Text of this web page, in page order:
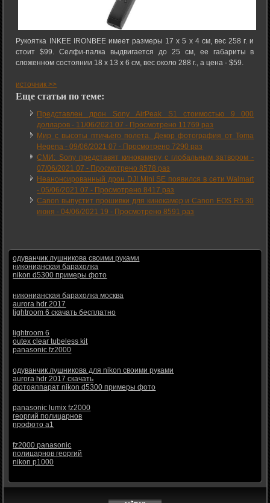
Рукоятка INKEE IRONBEE имеет размеры 17 х 5 х 4 см, вес 258 г. и
стоит $99. Селфи-палка выдвигается до 25 см, ее габариты в
сложенном состоянии 18 х 13 х 6 см, вес около 288 г., а цена - $59.
источник >>
Еще статьи по теме:
Представлен дрон Sony AirPeak S1 стоимостью 9 000
долларов - 11/06/2021 07 - Просмотрено 11769 раз
Мир с высоты птичьего полета. Декор фотография от Toma
Hegena -09/06/2021 07 - Просмотрено 7290 раз
СМИ: Sony представят кинокамеру с глобальным затвором -
07/06/2021 07 - Просмотрено 8578 раз
Неанонсированный дрон DJI Mini SE появился в сети Walmart
-05/06/2021 07 - Просмотрено 8417 раз
Canon выпустит прошивки для кинокамер и Canon EOS R5 30
июня -04/06/2021 19 - Просмотрено 8591 раз
одуванчик лушникова своими руками
никонианская барахолка
nikon d5300 примеры фото
никонианская барахолка москва
aurora hdr 2017
lightroom 6 скачать бесплатно
lightroom 6
outex clear tubeless kit
panasonic fz2000
одуванчик лушникова для nikon своими руками
aurora hdr 2017 скачать
фотоаппарат nikon d5300 примеры фото
panasonic lumix fz2000
георгий полицарнов
профото а1
fz2000 panasonic
полицарнов георгий
nikon p1000